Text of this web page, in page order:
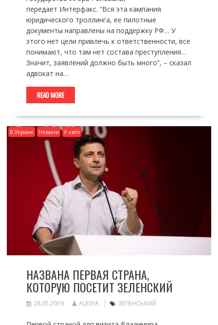
передает Интерфакс. “Вся эта кампания
юридического троллинга, ее пилотные
документы направлены на поддержку РФ… У
этого нет цели привлечь к ответственности, все
понимают, что там нет состава преступления…
Значит, заявлений должно быть много”, – сказал
адвокат на…
READ MORE
В Україні Новини У світі
НАЗВАНА ПЕРВАЯ СТРАНА,
КОТОРУЮ ПОСЕТИТ ЗЕЛЕНСКИЙ
28.05.2019 ALESYA ЗЕЛЕНСЬКИЙ